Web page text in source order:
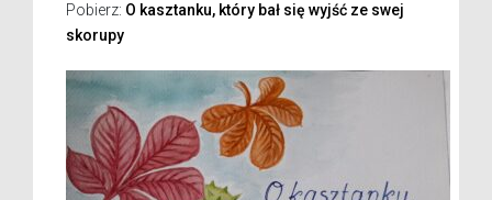
Pobierz: O kasztanku, który bał się wyjść ze swej
skorupy